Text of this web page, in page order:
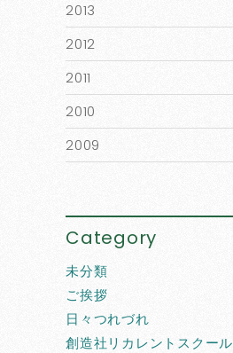
2013
2012
2011
2010
2009
Category
未分類
ご挨拶
日々つれづれ
創造社リカレントスクール